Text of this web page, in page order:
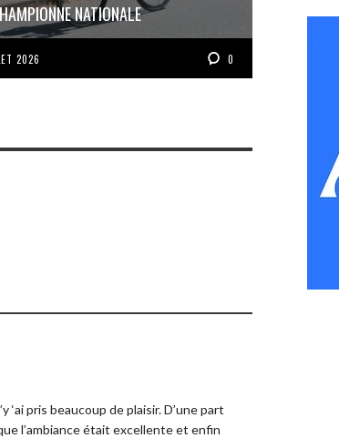
NATIONALE
2026 0
‘ai pris beaucoup de plaisir. D’une part
l’ambiance était excellente et enfin